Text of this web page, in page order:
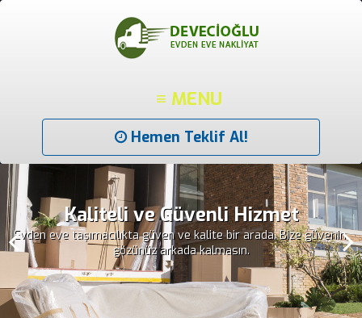
≡ MENU
Hemen Teklif Al!
Kaliteli ve Güvenli Hizmet
Evden eve taşımacılıkta güven ve kalite bir arada. Bize güvenin,
gözünüz arkada kalmasın.